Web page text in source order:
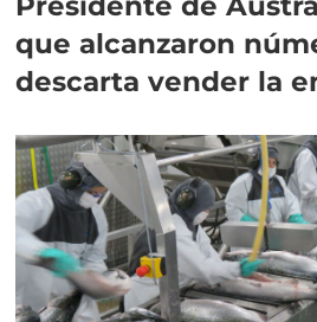
que alcanzaron
descarta vender la